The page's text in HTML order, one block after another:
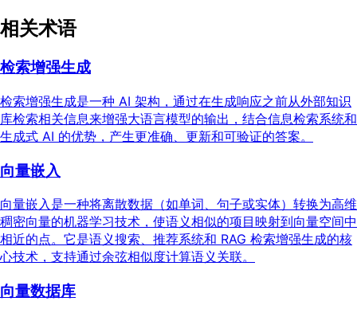
相关术语
检索增强生成
检索增强生成是一种 AI 架构，通过在生成响应之前从外部知识
库检索相关信息来增强大语言模型的输出，结合信息检索系统和
生成式 AI 的优势，产生更准确、更新和可验证的答案。
向量嵌入
向量嵌入是一种将离散数据（如单词、句子或实体）转换为高维
稠密向量的机器学习技术，使语义相似的项目映射到向量空间中
相近的点。它是语义搜索、推荐系统和 RAG 检索增强生成的核
心技术，支持通过余弦相似度计算语义关联。
向量数据库